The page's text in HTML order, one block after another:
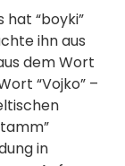
“boyki”
ihn aus
dem Wort
“Vojko” –
in